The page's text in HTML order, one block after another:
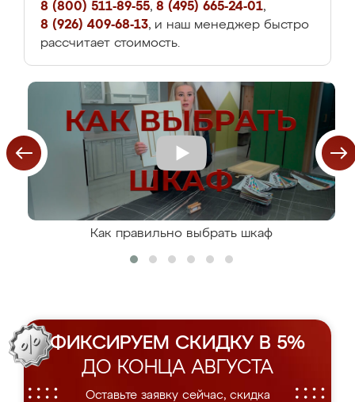
8 (800) 511-89-55, 8 (495) 665-24-01,
8 (926) 409-68-13, и наш менеджер быстро
рассчитает стоимость.
Как правильно выбрать шкаф
ФИКСИРУЕМ СКИДКУ В 5%
ДО КОНЦА АВГУСТА
Оставьте заявку сейчас, скидка